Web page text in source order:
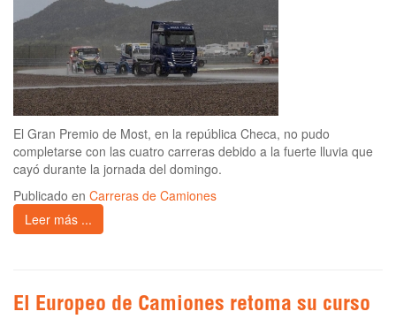
El Gran Premio de Most, en la república Checa, no pudo
completarse con las cuatro carreras debido a la fuerte lluvia que
cayó durante la jornada del domingo.
Publicado en Carreras de Camiones
Leer más ...
El Europeo de Camiones retoma su curso